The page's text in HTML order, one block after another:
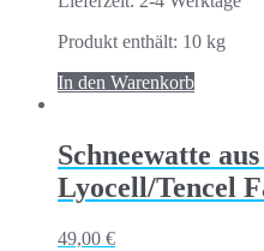
Produkt enthält: 10 kg
In den Warenkorb
Schneewatte
Lyocell/Tencel
49,00 €